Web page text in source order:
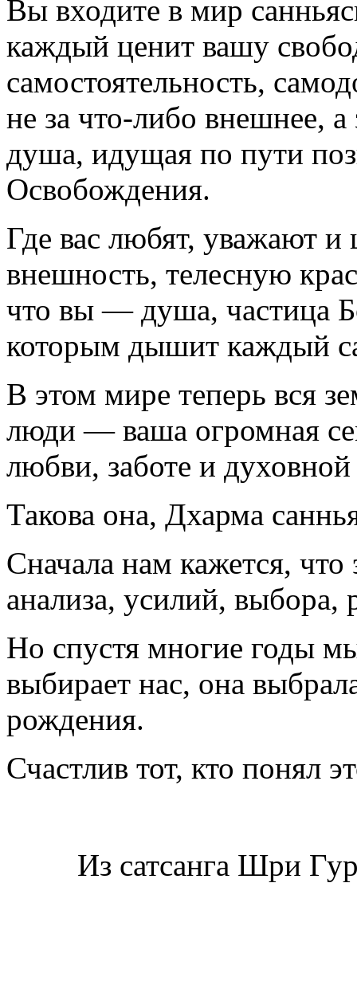
Вы входите в мир
каждый ценит вашу
самостоятельность,
не за что-либо внешнее,
душа, идущая по пути
Освобождения.
Где вас любят, уважают и
внешность, телесную
что вы — душа, частица
которым дышит каждый
В этом мире теперь вся
люди — ваша огромная
любви, заботе и
Такова она, Дхарма
Сначала нам кажется,
анализа, усилий,
Но спустя многие годы
выбирает нас, она
рождения.
Счастлив тот, кто понял
Из сатсанга Шри